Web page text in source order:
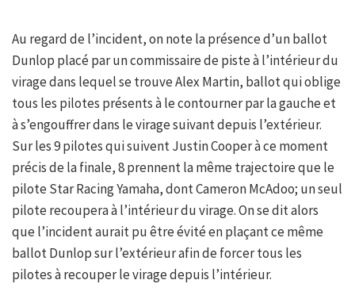
Au regard de l’incident, on note la présence d’un ballot
Dunlop placé par un commissaire de piste à l’intérieur du
virage dans lequel se trouve Alex Martin, ballot qui oblige
tous les pilotes présents à le contourner par la gauche et
à s’engouffrer dans le virage suivant depuis l’extérieur.
Sur les 9 pilotes qui suivent Justin Cooper à ce moment
précis de la finale, 8 prennent la même trajectoire que le
pilote Star Racing Yamaha, dont Cameron McAdoo; un seul
pilote recoupera à l’intérieur du virage. On se dit alors
que l’incident aurait pu être évité en plaçant ce même
ballot Dunlop sur l’extérieur afin de forcer tous les
pilotes à recouper le virage depuis l’intérieur.